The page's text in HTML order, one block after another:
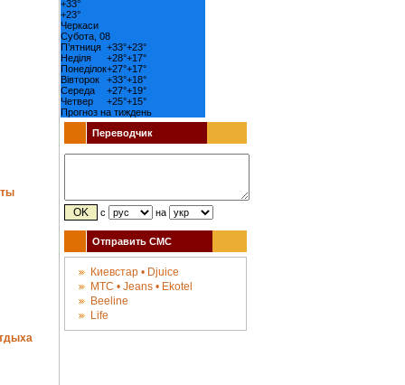
+33°
+23°
Черкаси
Субота, 08
П’ятниця +33°+23°
Неділя
+28°+17°
Понеділок+27°+17°
Вівторок
+33°+18°
Середа
+27°+19°
Четвер
+25°+15°
Прогноз на тиждень
Переводчик
с на
Отправить СМС
Киевстар • Djuice
МТС • Jeans • Ekotel
Beeline
Life